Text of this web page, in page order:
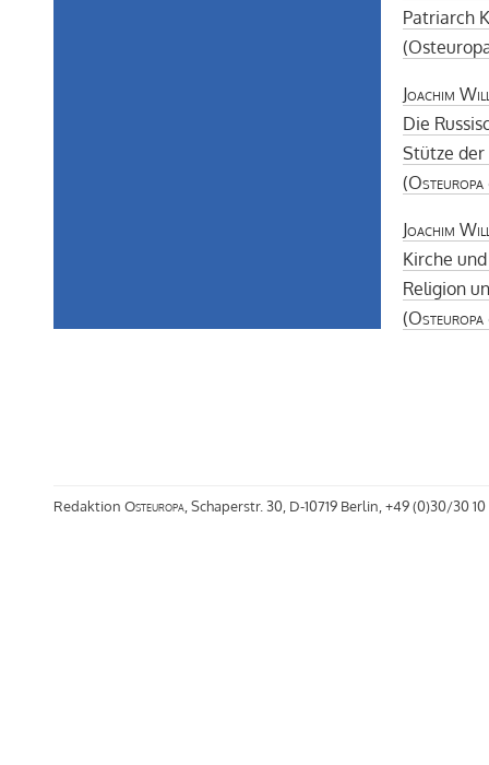
Patriarch
Joachim
Die
Stütze der
(Osteuropa
Joachim
Kirche
Religion
(Osteuropa
Redaktion Osteuropa, Schaperstr. 30, D-10719 Berlin, +49 (0)30/30